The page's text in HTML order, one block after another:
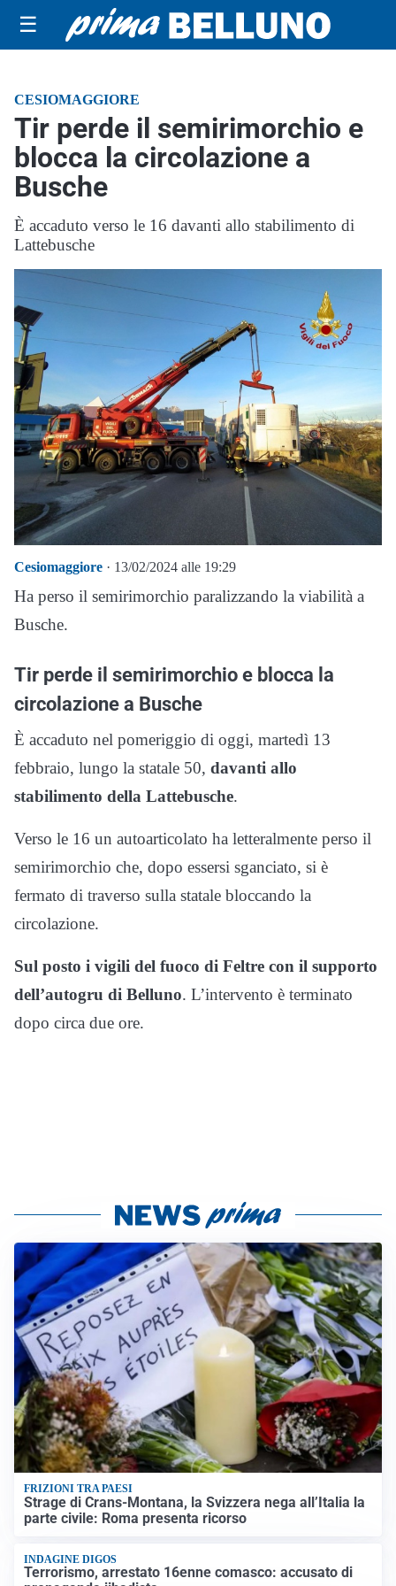
☰
CESIOMAGGIORE
Tir perde il semirimorchio e
blocca la circolazione a
Busche
È accaduto verso le 16 davanti allo stabilimento di
Lattebusche
Cesiomaggiore · 13/02/2024 alle 19:29
Ha perso il semirimorchio paralizzando la viabilità a
Busche.
Tir perde il semirimorchio e blocca la
circolazione a Busche
È accaduto nel pomeriggio di oggi, martedì 13
febbraio, lungo la statale 50, davanti allo
stabilimento della Lattebusche.
Verso le 16 un autoarticolato ha letteralmente perso il
semirimorchio che, dopo essersi sganciato, si è
fermato di traverso sulla statale bloccando la
circolazione.
Sul posto i vigili del fuoco di Feltre con il supporto
dell’autogru di Belluno. L’intervento è terminato
dopo circa due ore.
FRIZIONI TRA PAESI
Strage di Crans-Montana, la Svizzera nega all’Italia la
parte civile: Roma presenta ricorso
INDAGINE DIGOS
Terrorismo, arrestato 16enne comasco: accusato di